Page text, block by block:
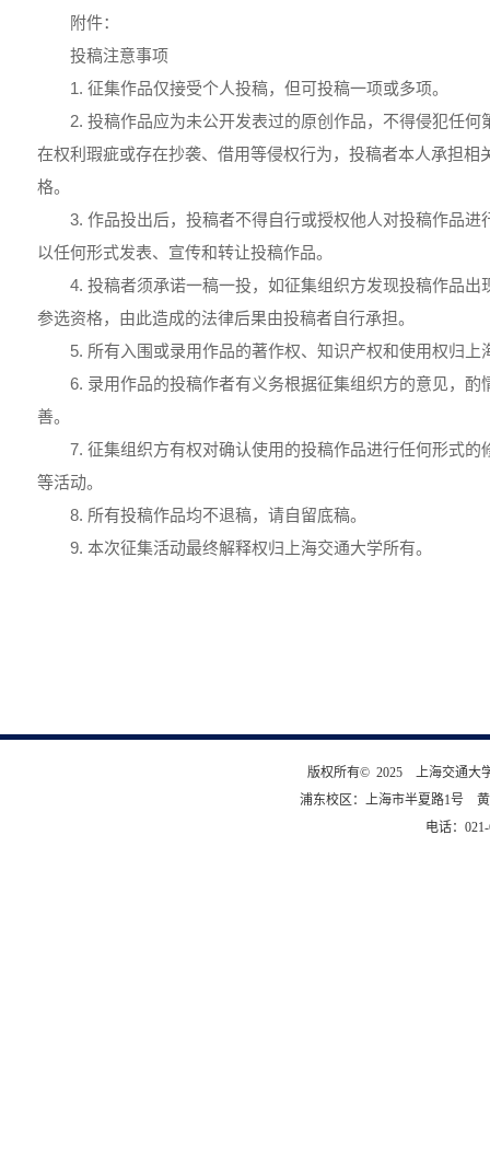
版权所有© 2025 上海交通大
浦东校区：上海市半夏路1号
电话：
附件：
投稿注意事项
1. 征集作品仅接受个人投稿，但可投稿一项或多项。
2. 投稿作品应为未公开发表过的原创作品，不得侵犯任何
在权利瑕疵或存在抄袭、借用等侵权行为，投稿者本人承担相
格。
3. 作品投出后，投稿者不得自行或授权他人对投稿作品进
以任何形式发表、宣传和转让投稿作品。
4. 投稿者须承诺一稿一投，如征集组织方发现投稿作品出
参选资格，由此造成的法律后果由投稿者自行承担。
5. 所有入围或录用作品的著作权、知识产权和使用权归上
6. 录用作品的投稿作者有义务根据征集组织方的意见，酌
善。
7. 征集组织方有权对确认使用的投稿作品进行任何形式的
等活动。
8. 所有投稿作品均不退稿，请自留底稿。
9. 本次征集活动最终解释权归上海交通大学所有。